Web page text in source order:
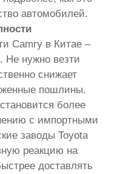
автомобилей.
Camry в Китае –
Не нужно везти
снижает
пошлины.
более
с импортными
заводы Toyota
реакцию на
доставлять